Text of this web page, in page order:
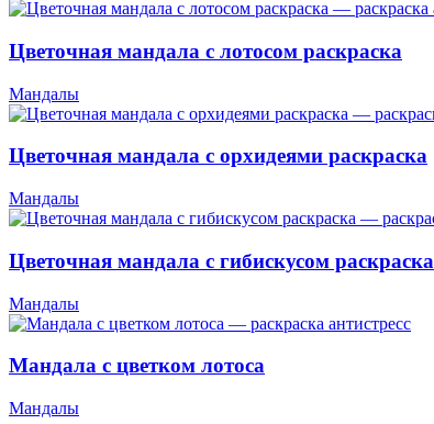
Цветочная мандала с лотосом раскраска
Мандалы
Цветочная мандала с орхидеями раскраска
Мандалы
Цветочная мандала с гибискусом раскраска
Мандалы
Мандала с цветком лотоса
Мандалы